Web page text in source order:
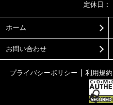
定休日：
ホーム
お問い合わせ
プライバシーポリシー 利用規約